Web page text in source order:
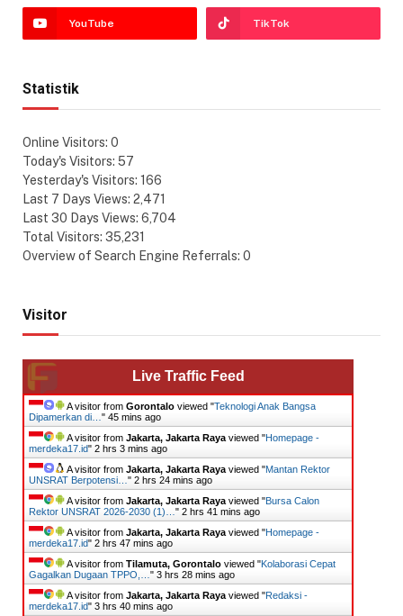
YouTube TikTok
Statistik
Online Visitors: 0
Today's Visitors: 57
Yesterday's Visitors: 166
Last 7 Days Views: 2,471
Last 30 Days Views: 6,704
Total Visitors: 35,231
Overview of Search Engine Referrals: 0
Visitor
Live Traffic Feed
A visitor from Gorontalo viewed "Teknologi Anak Bangsa
Dipamerkan di… " 45 mins ago
A visitor from Jakarta, Jakarta Raya viewed "Homepage -
merdeka17.id" 2 hrs 3 mins ago
A visitor from Jakarta, Jakarta Raya viewed "Mantan Rektor
UNSRAT Berpotensi… " 2 hrs 24 mins ago
A visitor from Jakarta, Jakarta Raya viewed "Bursa Calon
Rektor UNSRAT 2026-2030 (1)… " 2 hrs 41 mins ago
A visitor from Jakarta, Jakarta Raya viewed "Homepage -
merdeka17.id" 2 hrs 47 mins ago
A visitor from Tilamuta, Gorontalo viewed "Kolaborasi Cepat
Gagalkan Dugaan TPPO,… " 3 hrs 28 mins ago
A visitor from Jakarta, Jakarta Raya viewed "Redaksi -
merdeka17.id" 3 hrs 40 mins ago